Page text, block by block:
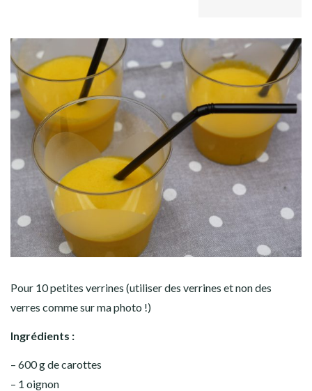
Pour 10 petites verrines (utiliser des verrines et non des
verres comme sur ma photo !)
Ingrédients :
– 600 g de carottes
– 1 oignon